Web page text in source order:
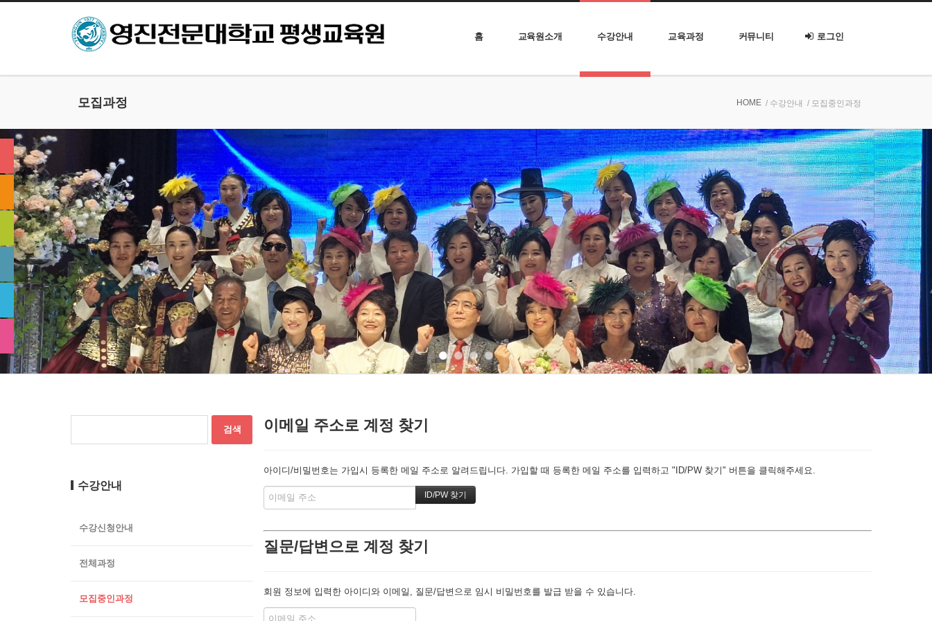
홈 교육원소개 수강안내 교육과정 커뮤니티 로그인
모집과정 HOME / 수강안내 / 모집중인과정
이메일 주소로 계정 찾기
아이디/비밀번호는 가입시 등록한 메일 주소로 알려드립니다. 가입할 때 등록한 메일 주소를 입력하고 "ID/PW 찾기" 버튼을 클릭해주세요.
질문/답변으로 계정 찾기
회원 정보에 입력한 아이디와 이메일, 질문/답변으로 임시 비밀번호를 발급 받을 수 있습니다.
수강안내
수강신청안내
전체과정
모집중인과정